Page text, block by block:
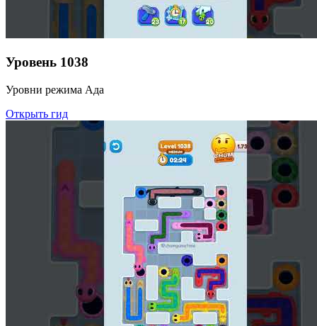
Уровень 1038
Уровни режима Ада
Открыть гид